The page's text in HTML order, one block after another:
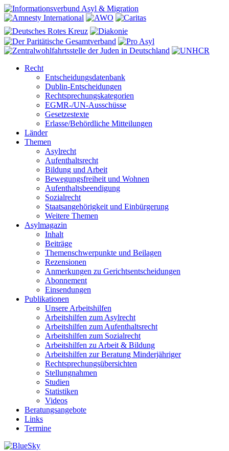
Recht
Entscheidungsdatenbank
Dublin-Entscheidungen
Rechtsprechungskategorien
EGMR-/UN-Ausschüsse
Gesetzestexte
Erlasse/Behördliche Mitteilungen
Länder
Themen
Asylrecht
Aufenthaltsrecht
Bildung und Arbeit
Bewegungsfreiheit und Wohnen
Aufenthaltsbeendigung
Sozialrecht
Staatsangehörigkeit und Einbürgerung
Weitere Themen
Asylmagazin
Inhalt
Beiträge
Themenschwerpunkte und Beilagen
Rezensionen
Anmerkungen zu Gerichtsentscheidungen
Abonnement
Einsendungen
Publikationen
Unsere Arbeitshilfen
Arbeitshilfen zum Asylrecht
Arbeitshilfen zum Aufenthaltsrecht
Arbeitshilfen zum Sozialrecht
Arbeitshilfen zu Arbeit & Bildung
Arbeitshilfen zur Beratung Minderjähriger
Rechtsprechungsübersichten
Stellungnahmen
Studien
Statistiken
Videos
Beratungsangebote
Links
Termine